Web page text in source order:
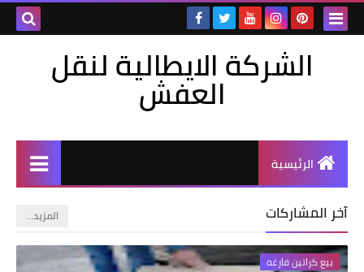
الشركة الايطالية لنقل
العفش
الرئيسية
آخر المشاركات ‏المزيد…
بيع كراتين فارغه